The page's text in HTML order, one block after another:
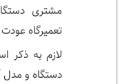
مشتری
تعمیرگاه
لازم به ذکر
دستگاه و مدل